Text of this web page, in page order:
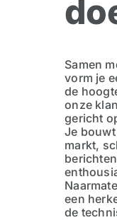
Samen
vorm je
de
onze
gericht
Je
markt,
een
de